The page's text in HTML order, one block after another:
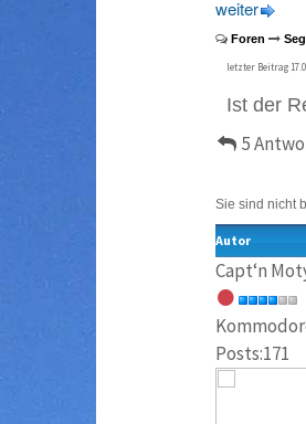
weiter
Foren
letzter Beitrag
Ist der
5
Sie sind nicht
Autor
Capt‘n
Posts:171